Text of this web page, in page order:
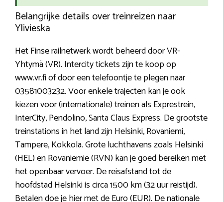
Belangrijke details over treinreizen naar
Ylivieska
Het Finse railnetwerk wordt beheerd door VR-
Yhtymä (VR). Intercity tickets zijn te koop op
www.vr.fi of door een telefoontje te plegen naar
03581003232. Voor enkele trajecten kan je ook
kiezen voor (internationale) treinen als Exprestrein,
InterCity, Pendolino, Santa Claus Express. De grootste
treinstations in het land zijn Helsinki, Rovaniemi,
Tampere, Kokkola. Grote luchthavens zoals Helsinki
(HEL) en Rovaniemie (RVN) kan je goed bereiken met
het openbaar vervoer. De reisafstand tot de
hoofdstad Helsinki is circa 1500 km (32 uur reistijd).
Betalen doe je hier met de Euro (EUR). De nationale